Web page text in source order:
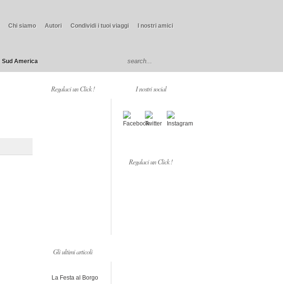
Chi siamo Autori Condividi i tuoi viaggi I nostri amici
Sud America
Regalaci un Click !
Gli ultimi articoli
La Festa al Borgo
I nostri social
Regalaci un Click !